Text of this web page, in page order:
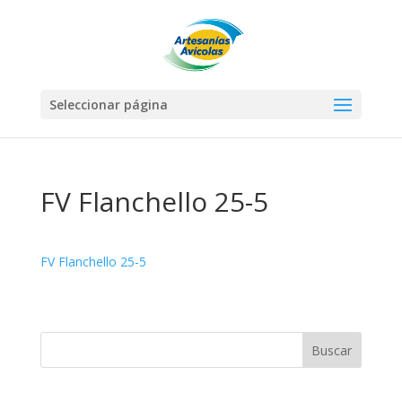
Seleccionar página
FV Flanchello 25-5
FV Flanchello 25-5